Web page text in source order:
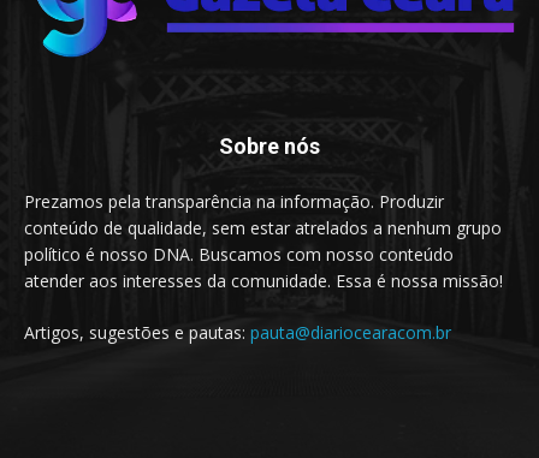
Sobre nós
Prezamos pela transparência na informação. Produzir
conteúdo de qualidade, sem estar atrelados a nenhum grupo
político é nosso DNA. Buscamos com nosso conteúdo
atender aos interesses da comunidade. Essa é nossa missão!
Artigos, sugestões e pautas: pauta@diariocearacom.br